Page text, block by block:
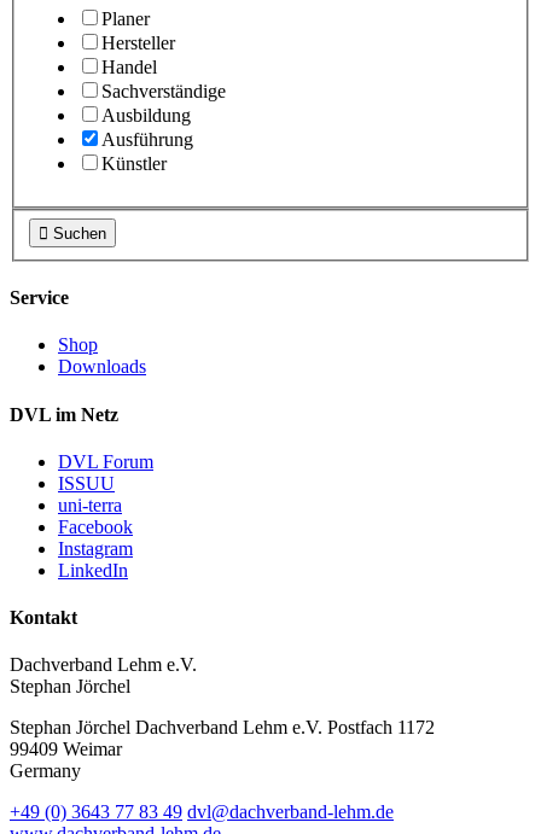
Planer
Hersteller
Handel
Sachverständige
Ausbildung
Ausführung
Künstler
 Suchen
Service
Shop
Downloads
DVL im Netz
DVL Forum
ISSUU
uni-terra
Facebook
Instagram
LinkedIn
Kontakt
Dachverband Lehm e.V.
Stephan Jörchel
Stephan Jörchel Dachverband Lehm e.V. Postfach 1172
99409 Weimar
Germany
+49 (0) 3643 77 83 49 dvl@dachverband-lehm.de